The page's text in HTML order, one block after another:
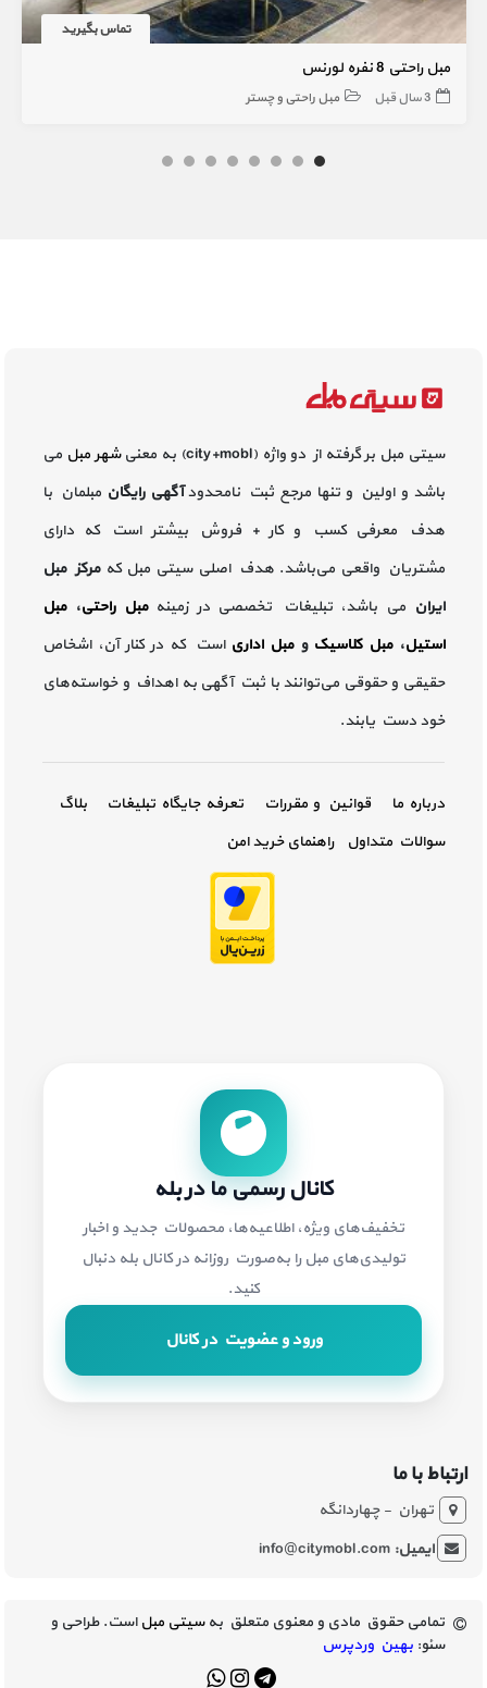
تماس بگیرید
مبل راحتی 8 نفره لورنس
3 سال قبل مبل راحتی و چستر
سیتی مبل بر گرفته از دو واژه (city+mobl) به معنی شهر مبل می
باشد و اولین و تنها مرجع ثبت نامحدودآگهی رایگان مبلمان با
هدف معرفی کسب و کار + فروش بیشتر است که دارای
مشتریان واقعی می‌باشد. هدف اصلی سیتی مبل کهمرکز مبل
ایران می باشد، تبلیغات تخصصی در زمینه مبل راحتی،مبل
استیل،مبل کلاسیک ومبل اداری است که در کنار آن، اشخاص
حقیقی و حقوقی می‌توانند با ثبت آگهی به اهداف و خواسته‌های
خود دست یابند.
درباره ما قوانین و مقررات تعرفه جایگاه تبلیغات
بلاگ
سوالات متداول
راهنمای خرید امن
کانال رسمی ما در بله
تخفیف‌های ویژه، اطلاعیه‌ها، محصولات جدید و اخبار
تولیدی‌های مبل را به‌صورت روزانه در کانال بله دنبال
کنید.
ورود و عضویت در کانال
ارتباط با ما
تهران - چهاردانگه
ایمیل:info@citymobl.com
تمامی حقوق مادی و معنوی متعلق بهسیتی مبلاست. طراحی و
سئو: بهین وردپرس